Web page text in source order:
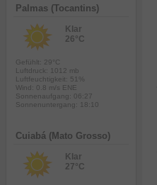
Palmas (Tocantins)
Klar
26°C
Gefühlt: 29°C
Luftdruck: 1012 mb
Luftfeuchtigkeit: 51%
Wind: 0.8 m/s ENE
Sonnenaufgang: 06:27
Sonnenuntergang: 18:10
Cuiabá (Mato Grosso)
Klar
27°C